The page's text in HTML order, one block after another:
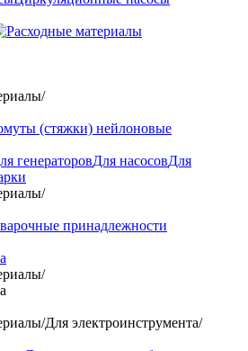
/
(стяжки) нейлоновые
генераторовДля насосовДля
/
принадлежности
/
/Для электроинструмента/